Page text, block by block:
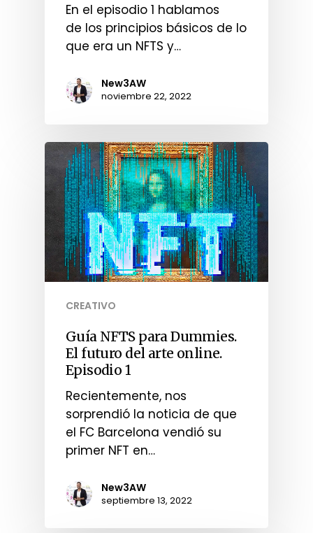
En el episodio 1 hablamos
de los principios básicos de lo
que era un NFTS y…
New3AW
noviembre 22, 2022
CREATIVO
Guía NFTS para Dummies.
El futuro del arte online.
Episodio 1
Recientemente, nos
sorprendió la noticia de que
el FC Barcelona vendió su
primer NFT en…
New3AW
septiembre 13, 2022